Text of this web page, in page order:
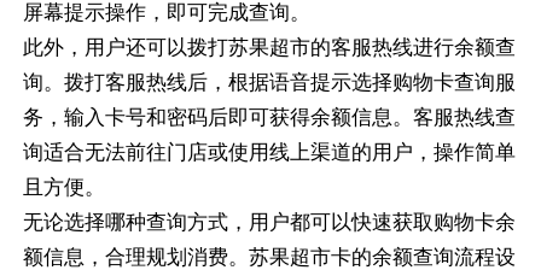
屏幕提示操作，即可完成查询。
此外，用户还可以拨打苏果超市的客服热线进行余额查
询。拨打客服热线后，根据语音提示选择购物卡查询服
务，输入卡号和密码后即可获得余额信息。客服热线查
询适合无法前往门店或使用线上渠道的用户，操作简单
且方便。
无论选择哪种查询方式，用户都可以快速获取购物卡余
额信息，合理规划消费。苏果超市卡的余额查询流程设